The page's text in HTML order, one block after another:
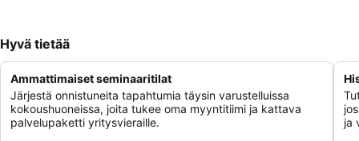
Hyvä tietää
Ammattimaiset seminaaritilat
Järjestä onnistuneita tapahtumia täysin varustelluissa
kokoushuoneissa, joita tukee oma myyntitiimi ja kattava
palvelupaketti yritysvieraille.
ja